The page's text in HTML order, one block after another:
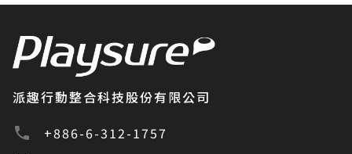
派趣行動整合科技股份有限公司
+886-6-312-1757